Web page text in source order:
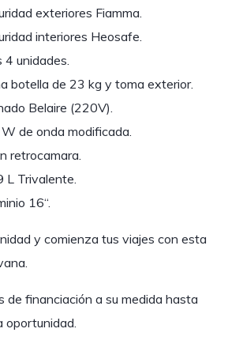
exteriores Fiamma.
interiores Heosafe.
unidades.
botella de 23 kg y toma exterior.
Belaire (220V).
de onda modificada.
retrocamara.
L Trivalente.
16“.
y comienza tus viajes con esta
de financiación a su medida hasta
oportunidad.